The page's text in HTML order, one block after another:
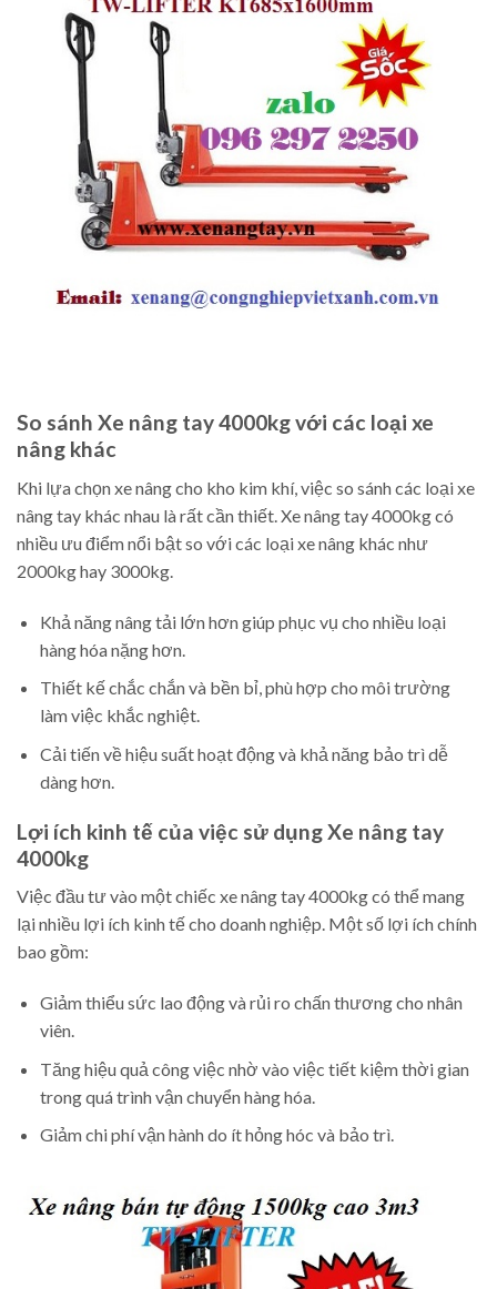
So sánh Xe nâng tay 4000kg với các loại xe
nâng khác
Khi lựa chọn xe nâng cho kho kim khí, việc so sánh các loại xe
nâng tay khác nhau là rất cần thiết. Xe nâng tay 4000kg có
nhiều ưu điểm nổi bật so với các loại xe nâng khác như
2000kg hay 3000kg.
Khả năng nâng tải lớn hơn giúp phục vụ cho nhiều loại
hàng hóa nặng hơn.
Thiết kế chắc chắn và bền bỉ, phù hợp cho môi trường
làm việc khắc nghiệt.
Cải tiến về hiệu suất hoạt động và khả năng bảo trì dễ
dàng hơn.
Lợi ích kinh tế của việc sử dụng Xe nâng tay
4000kg
Việc đầu tư vào một chiếc xe nâng tay 4000kg có thể mang
lại nhiều lợi ích kinh tế cho doanh nghiệp. Một số lợi ích chính
bao gồm:
Giảm thiểu sức lao động và rủi ro chấn thương cho nhân
viên.
Tăng hiệu quả công việc nhờ vào việc tiết kiệm thời gian
trong quá trình vận chuyển hàng hóa.
Giảm chi phí vận hành do ít hỏng hóc và bảo trì.